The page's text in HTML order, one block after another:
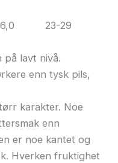
6,0 23-29
lavt nivå.
enn tysk pils,
karakter. Noe
enn
er noe kantet og
Hverken fruktighet